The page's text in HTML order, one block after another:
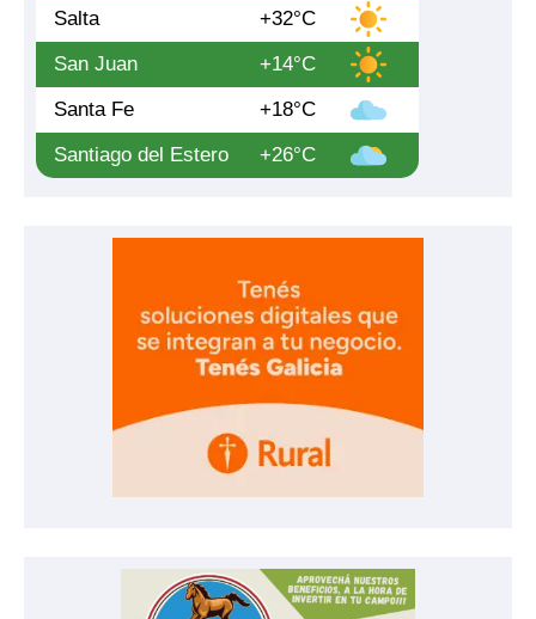
Salta
+32°C
San Juan
+14°C
Santa Fe
+18°C
Santiago del Estero
+26°C